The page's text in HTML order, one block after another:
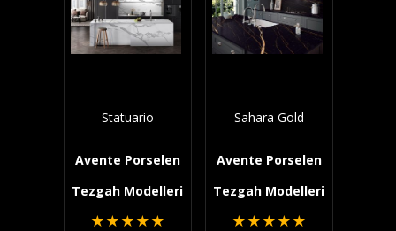
Statuario
Avente Porselen
Tezgah Modelleri
★ ★ ★ ★ ★
Sahara Gold
Avente Porselen
Tezgah Modelleri
★ ★ ★ ★ ★